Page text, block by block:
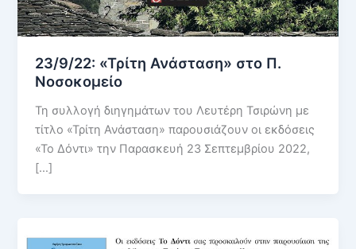
23/9/22: «Τρίτη Ανάσταση» στο Π.
Νοσοκομείο
Τη συλλογή διηγημάτων του Λευτέρη Τσιρώνη με
τίτλο «Τρίτη Ανάσταση» παρουσιάζουν οι εκδόσεις
«Το Δόντι» την Παρασκευή 23 Σεπτεμβρίου 2022,
[…]